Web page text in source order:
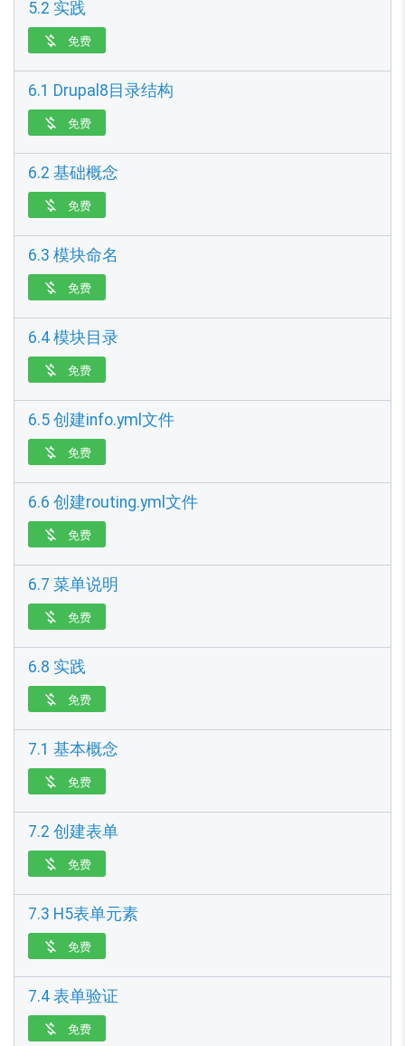
5.2 实践
 免费
6.1 Drupal8目录结构
 免费
6.2 基础概念
 免费
6.3 模块命名
 免费
6.4 模块目录
 免费
6.5 创建info.yml文件
 免费
6.6 创建routing.yml文件
 免费
6.7 菜单说明
 免费
6.8 实践
 免费
7.1 基本概念
 免费
7.2 创建表单
 免费
7.3 H5表单元素
 免费
7.4 表单验证
 免费